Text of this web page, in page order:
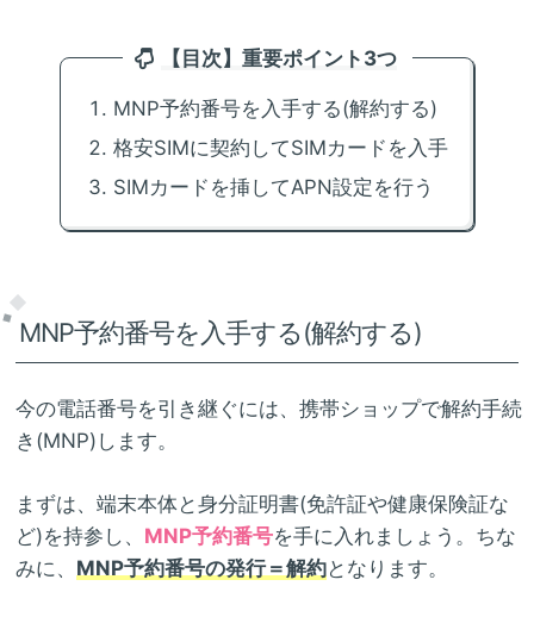
【目次】重要ポイント3つ
MNP予約番号を入手する(解約する)
格安SIMに契約してSIMカードを入手
SIMカードを挿してAPN設定を行う
MNP予約番号を入手する(解約する)
今の電話番号を引き継ぐには、携帯ショップで解約手続
き(MNP)します。
まずは、端末本体と身分証明書(免許証や健康保険証な
ど)を持参し、 MNP予約番号を手に入れましょう。ちな
みに、 MNP予約番号の発行＝解約となります。